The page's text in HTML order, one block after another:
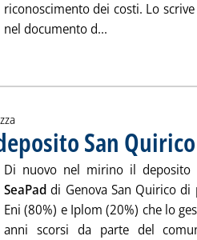
riconoscimento dei costi. Lo
nel documento d...
notizia
San
Di nuovo nel mirino il
SeaPad di Genova San Quirico
Eni (80%) e Iplom (20%) che lo
anni scorsi da parte del